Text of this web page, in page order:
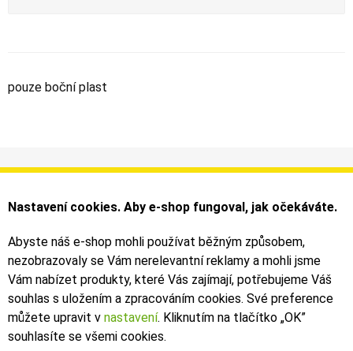
pouze boční plast
Informace
Obchodní podmínky
Můj účet
Faktury
Bezpečné on-line platby dodává ComGate
Nastavení cookies. Aby e-shop fungoval, jak očekáváte.
Abyste náš e-shop mohli používat běžným způsobem,
nezobrazovaly se Vám nerelevantní reklamy a mohli jsme
Vám nabízet produkty, které Vás zajímají, potřebujeme Váš
souhlas s uložením a zpracováním cookies. Své preference
můžete upravit v nastavení. Kliknutím na tlačítko „OK”
souhlasíte se všemi cookies.